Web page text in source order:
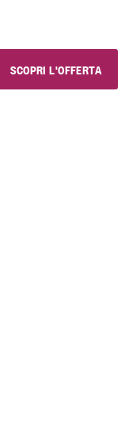
SCOPRI L'OFFERTA